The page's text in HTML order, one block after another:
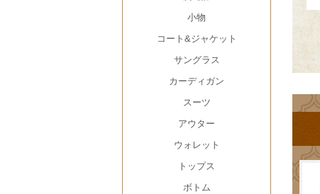
小物
コート&ジャケット
サングラス
カーディガン
スーツ
アウター
ウォレット
トップス
ボトム